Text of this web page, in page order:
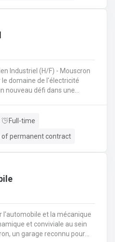
Industriel (H/F) - Mouscron
nouveau défi dans une
de CDI Tes
en service
Full-time
of permanent contract
l'automobile et la mécanique
et conviviale au sein
un garage reconnu pour